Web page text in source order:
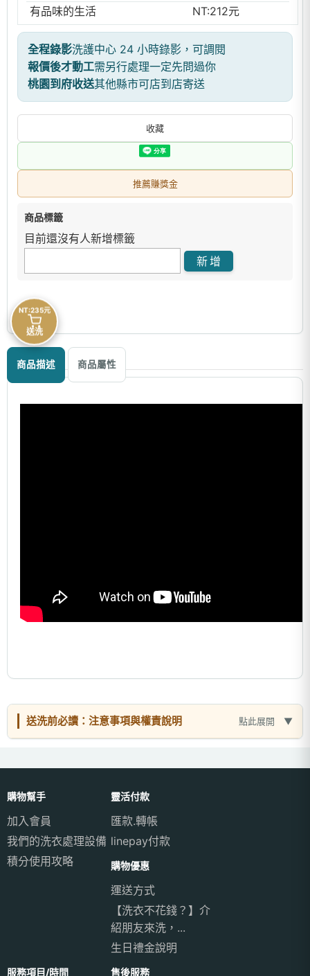
有品味的生活
NT:212元
全程錄影洗護中心 24 小時錄影，可調閱
報價後才動工需另行處理一定先問過你
桃園到府收送其他縣市可店到店寄送
收藏
推薦賺獎金
商品標籤
目前還沒有人新增標籤
商品描述 商品屬性
送洗前必讀：注意事項與權責說明 點此展開
購物幫手
加入會員
我們的洗衣處理設備
積分使用攻略
靈活付款
匯款.轉帳
linepay付款
購物優惠
運送方式
【洗衣不花錢？】介
紹朋友來洗，...
生日禮金說明
服務項目/時間 售後服務
NT:235元
送洗